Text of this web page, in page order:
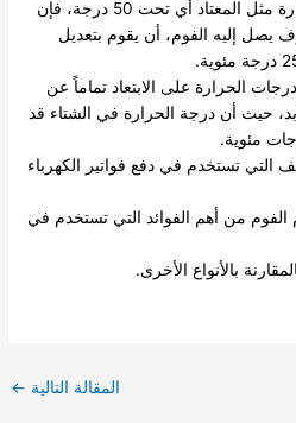
لأنه إذا كانت درجة الحرارة مثل المعتاد أي تحت 50 درجة، فإن
يصل إليه الفوم، أن يقوم بتعديل
الحرارة على الابتعاد تماماً عن
حيث أن درجة الحرارة في الشتاء قد
التي تستخدم في دفع فواتير الكهرباء
من أهم الفوائد التي تستخدم في
بالأنواع الأخرى.
المقالة التالية ←